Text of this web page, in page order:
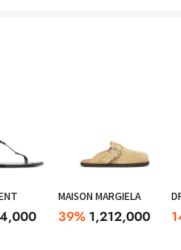
MAISON MARGIELA
39% 1,212,000